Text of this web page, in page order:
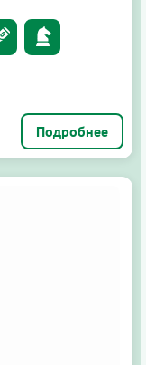
Подробнее